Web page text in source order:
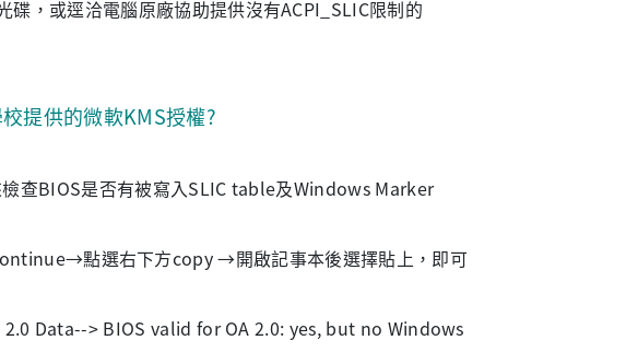
，或逕洽電腦原廠協助提供沒有ACPI_SLIC限制的
提供的微軟KMS授權?
檢查BIOS是否有被寫入SLIC table及Windows Marker
點選右下方copy →開啟記事本後選擇貼上，即可
Data--> BIOS valid for OA 2.0: yes, but no Windows